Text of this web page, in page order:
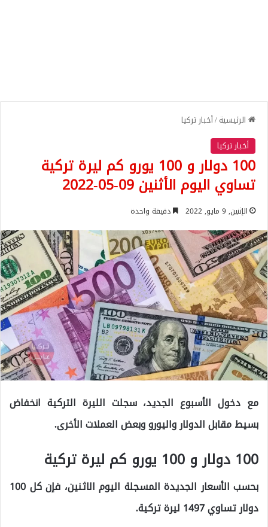
الرئيسية/أخبار تركيا
أخبار تركيا
100 دولار و 100 يورو كم ليرة تركية
تساوي اليوم الأثنين 09-05-2022
الإثنين, 9 مايو, 2022 دقيقة واحدة
مع دخول الأسبوع الجديد، سجلت الليرة التركية انخفاض
بسيط مقابل الدولار واليورو وبعض العملات الأخرى.
100 دولار و 100 يورو كم ليرة تركية
بحسب الأسعار الجديدة المسجلة اليوم الاثنين، فإن كل 100
دولار تساوي 1497 ليرة تركية.